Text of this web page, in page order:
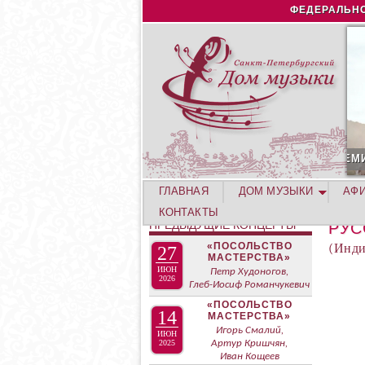
КОНЦЕРТ ЛЕТНЕЙ АКАДЕМИИ. РОЗА ХУТОР
ГЛАВНАЯ ДОМ МУЗЫКИ
КОНТАКТЫ
ПРЕДЫДУЩИЕ КОНЦЕРТЫ
27
ИЮН
2026
«ПОСОЛЬСТВО
МАСТЕРСТВА»
Петр Худоногов,
Глеб-Иосиф Романчукевич
14
ИЮН
2025
«ПОСОЛЬСТВО
МАСТЕРСТВА»
Игорь Смалий,
Артур Кришчян,
Иван Кощеев